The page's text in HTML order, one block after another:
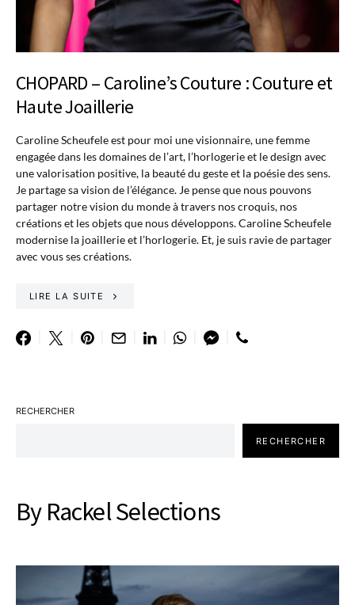
CHOPARD – Caroline’s Couture : Couture et
Haute Joaillerie
Caroline Scheufele est pour moi une visionnaire, une femme
engagée dans les domaines de l’art, l’horlogerie et le design avec
une valorisation positive, la beauté du geste et la poésie des sens.
Je partage sa vision de l’élégance. Je pense que nous pouvons
partager notre vision du monde à travers nos croquis, nos
créations et les objets que nous développons. Caroline Scheufele
modernise la joaillerie et l’horlogerie. Et, je suis ravie de partager
avec vous ses créations.
LIRE LA SUITE
RECHERCHER
RECHERCHER
By Rackel Selections